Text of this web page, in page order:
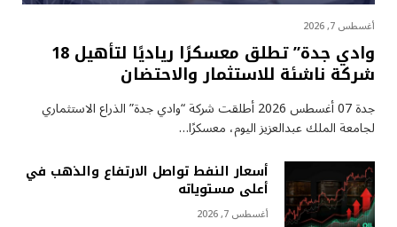
أغسطس 7, 2026
وادي جدة” تطلق معسكرًا رياديًا لتأهيل 18
شركة ناشئة للاستثمار والاحتضان
جدة 07 أغسطس 2026 أطلقت شركة “وادي جدة” الذراع الاستثماري
لجامعة الملك عبدالعزيز اليوم، معسكرًا…
أسعار النفط تواصل الارتفاع والذهب في
أعلى مستوياته
أغسطس 7, 2026